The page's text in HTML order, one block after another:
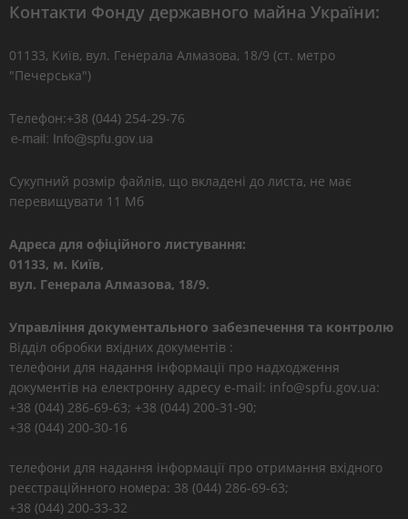
Контакти Фонду державного майна України:
01133, Kиїв, вул. Генерала Алмазова, 18/9 (ст. метро
"Печерська")
Телефон:+38 (044) 254-29-76
Сукупний розмір файлів, що вкладені до листа, не має
перевищувати 11 Мб
Адреса для офіційного листування:
01133, м. Київ,
вул. Генерала Алмазова, 18/9.
Управління документального забезпечення та контролю
Відділ обробки вхідних документів :
телефони для надання інформації про надходження
документів на електронну адресу e-mail: info@spfu.gov.ua:
+38 (044) 286-69-63; +38 (044) 200-31-90;
+38 (044) 200-30-16
телефони для надання інформації про отримання вхідного
реєстраційнного номера: 38 (044) 286-69-63;
+38 (044) 200-33-32